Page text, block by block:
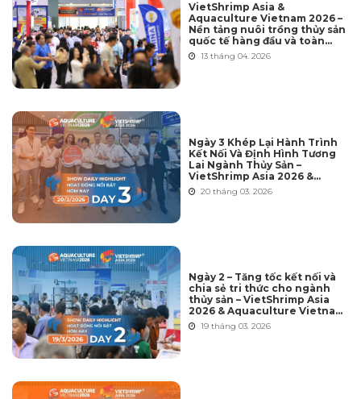
VietShrimp Asia &
Aquaculture Vietnam 2026 –
Nền tảng nuôi trồng thủy sản
quốc tế hàng đầu và toàn
diện nhất tại Việt Nam
13 tháng 04. 2026
Ngày 3 Khép Lại Hành Trình
Kết Nối Và Định Hình Tương
Lai Ngành Thủy Sản –
VietShrimp Asia 2026 &
Aquaculture Vietnam 2026
20 tháng 03. 2026
Ngày 2 – Tăng tốc kết nối và
chia sẻ tri thức cho ngành
thủy sản – VietShrimp Asia
2026 & Aquaculture Vietnam
202619 tháng 03. 2026